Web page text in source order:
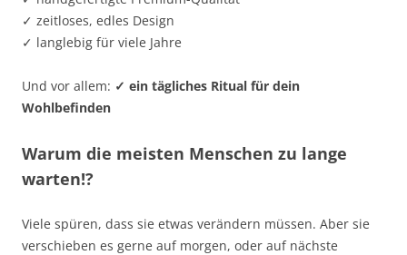
✓ zeitloses, edles Design
✓ langlebig für viele Jahre
Und vor allem: ✓ ein tägliches Ritual für dein
Wohlbefinden
Warum die meisten Menschen zu lange
warten!?
Viele spüren, dass sie etwas verändern müssen. Aber sie
verschieben es gerne auf morgen, oder auf nächste